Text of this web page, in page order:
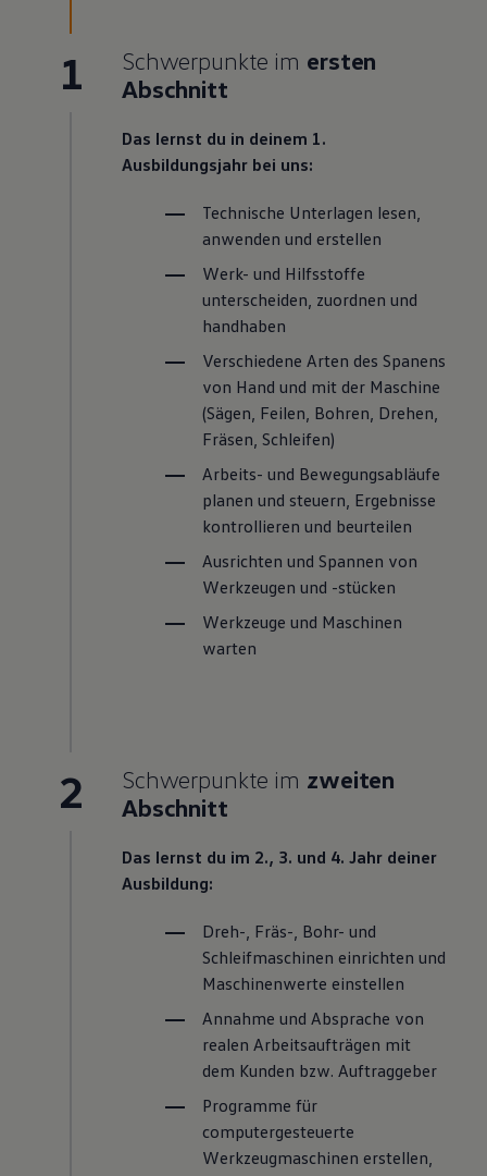
1 Schwerpunkte im ersten
Abschnitt
Das lernst du in deinem 1.
Ausbildungsjahr bei uns:
Technische Unterlagen lesen,
anwenden und erstellen
Werk- und Hilfsstoffe
unterscheiden, zuordnen und
handhaben
Verschiedene Arten des Spanens
von Hand und mit der Maschine
(Sägen, Feilen, Bohren, Drehen,
Fräsen, Schleifen)
Arbeits- und Bewegungsabläufe
planen und steuern, Ergebnisse
kontrollieren und beurteilen
Ausrichten und Spannen von
Werkzeugen und -stücken
Werkzeuge und Maschinen
warten
2 Schwerpunkte im zweiten
Abschnitt
Das lernst du im 2., 3. und 4. Jahr deiner
Ausbildung:
Dreh-, Fräs-, Bohr- und
Schleifmaschinen einrichten und
Maschinenwerte einstellen
Annahme und Absprache von
realen Arbeitsaufträgen mit
dem Kunden bzw. Auftraggeber
Programme für
computergesteuerte
Werkzeugmaschinen erstellen,